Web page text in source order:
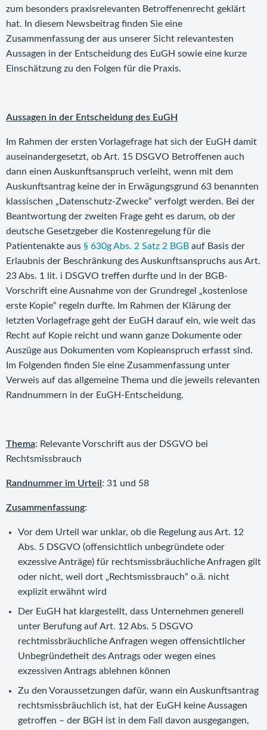
zum besonders praxisrelevanten Betroffenenrecht geklärt
hat. In diesem Newsbeitrag finden Sie eine
Zusammenfassung der aus unserer Sicht relevantesten
Aussagen in der Entscheidung des EuGH sowie eine kurze
Einschätzung zu den Folgen für die Praxis.
Aussagen in der Entscheidung des EuGH
Im Rahmen der ersten Vorlagefrage hat sich der EuGH damit
auseinandergesetzt, ob Art. 15 DSGVO Betroffenen auch
dann einen Auskunftsanspruch verleiht, wenn mit dem
Auskunftsantrag keine der in Erwägungsgrund 63 benannten
klassischen „Datenschutz-Zwecke“ verfolgt werden. Bei der
Beantwortung der zweiten Frage geht es darum, ob der
deutsche Gesetzgeber die Kostenregelung für die
Patientenakte aus § 630g Abs. 2 Satz 2 BGB auf Basis der
Erlaubnis der Beschränkung des Auskunftsanspruchs aus Art.
23 Abs. 1 lit. i DSGVO treffen durfte und in der BGB-
Vorschrift eine Ausnahme von der Grundregel „kostenlose
erste Kopie“ regeln durfte. Im Rahmen der Klärung der
letzten Vorlagefrage geht der EuGH darauf ein, wie weit das
Recht auf Kopie reicht und wann ganze Dokumente oder
Auszüge aus Dokumenten vom Kopieanspruch erfasst sind.
Im Folgenden finden Sie eine Zusammenfassung unter
Verweis auf das allgemeine Thema und die jeweils relevanten
Randnummern in der EuGH-Entscheidung.
Thema: Relevante Vorschrift aus der DSGVO bei
Rechtsmissbrauch
Randnummer im Urteil : 31 und 58
Zusammenfassung:
Vor dem Urteil war unklar, ob die Regelung aus Art. 12
Abs. 5 DSGVO (offensichtlich unbegründete oder
exzessive Anträge) für rechtsmissbräuchliche Anfragen gilt
oder nicht, weil dort „Rechtsmissbrauch“ o.ä. nicht
explizit erwähnt wird
Der EuGH hat klargestellt, dass Unternehmen generell
unter Berufung auf Art. 12 Abs. 5 DSGVO
rechtmissbräuchliche Anfragen wegen offensichtlicher
Unbegründetheit des Antrags oder wegen eines
exzessiven Antrags ablehnen können
Zu den Voraussetzungen dafür, wann ein Auskunftsantrag
rechtsmissbräuchlich ist, hat der EuGH keine Aussagen
getroffen – der BGH ist in dem Fall davon ausgegangen,